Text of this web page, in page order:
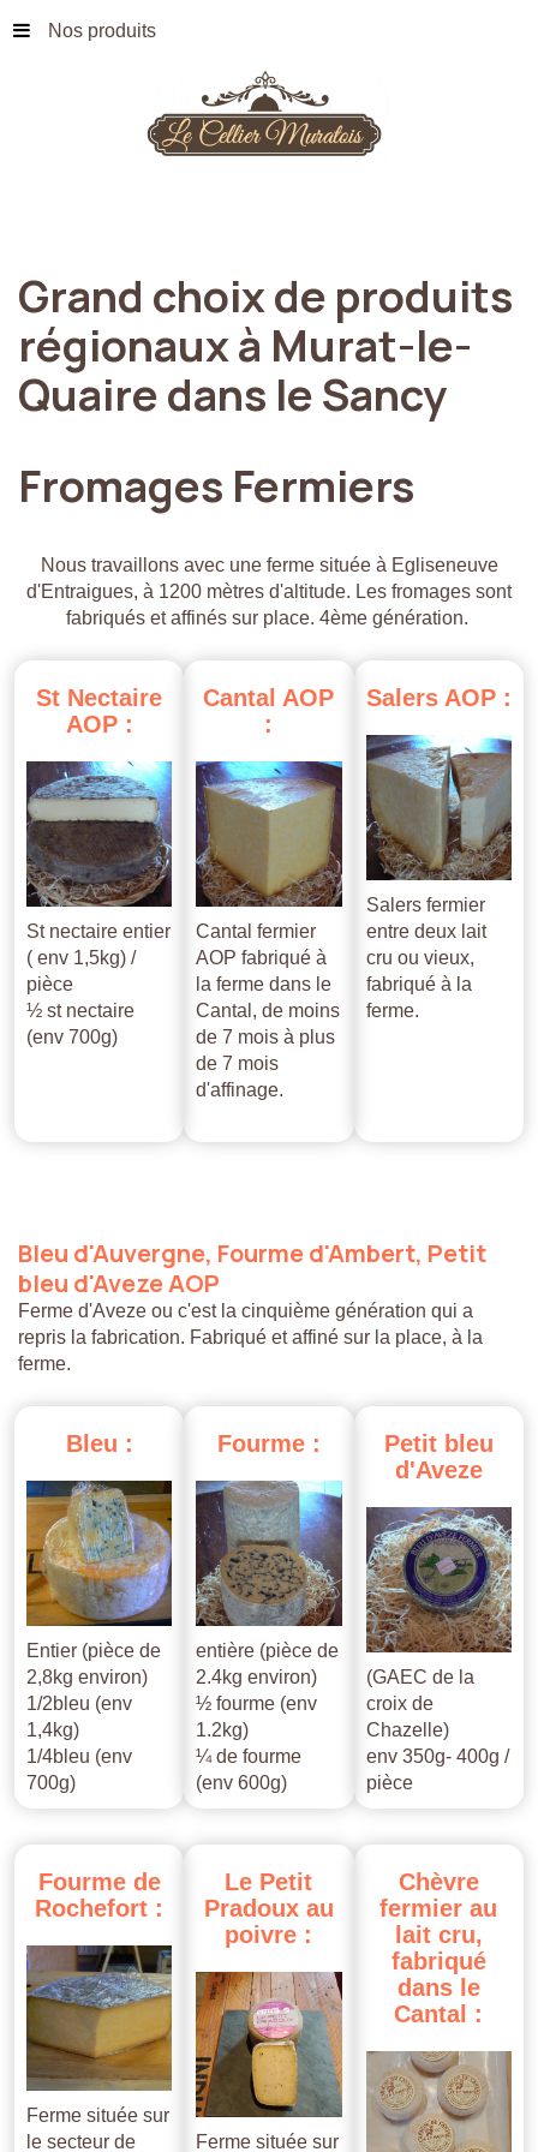
Nos produits
Grand choixde produits
régionauxà Murat-le-
Quairedans leSancy
Fromages Fermiers
Nous travaillons avec une ferme située à Egliseneuve
d'Entraigues, à 1200 mètres d'altitude. Les fromages sont
fabriqués et affinés sur place. 4ème génération.
St Nectaire
AOP :
St nectaire entier
( env 1,5kg) /
pièce
½ st nectaire
(env 700g)
Cantal AOP
:
Cantal fermier
AOP fabriqué à
la ferme dans le
Cantal, de moins
de 7 mois à plus
de 7 mois
d'affinage.
Salers AOP :
Salers fermier
entre deux lait
cru ou vieux,
fabriqué à la
ferme.
Bleu d'Auvergne, Fourmed'Ambert, Petit
bleu d'AvezeAOP
Ferme d'Aveze ou c'est la cinquième génération qui a
repris la fabrication. Fabriqué et affiné sur la place, à la
ferme.
Bleu :
Entier (pièce de
2,8kg environ)
1/2bleu (env
1,4kg)
1/4bleu (env
700g)
Fourme :
entière (pièce de
2.4kg environ)
½ fourme (env
1.2kg)
¼ de fourme
(env 600g)
Petit bleu
d'Aveze
(GAEC de la
croix de
Chazelle)
env 350g- 400g /
pièce
Fourme de
Rochefort :
Ferme située sur
le secteur de
Le Petit
Pradoux au
poivre :
Ferme située sur
Chèvre
fermier au
lait cru,
fabriqué
dans le
Cantal :